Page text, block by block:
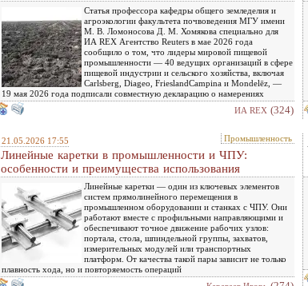
Статья профессора кафедры общего земледелия и
агроэкологии факультета почвоведения МГУ имени
М. В. Ломоносова Д. М. Хомякова специально для
ИА REX Агентство Reuters в мае 2026 года
сообщило о том, что лидеры мировой пищевой
промышленности — 40 ведущих организаций в сфере
пищевой индустрии и сельского хозяйства, включая
Carlsberg, Diageo, FrieslandCampina и Mondelēz, —
19 мая 2026 года подписали совместную декларацию о намерениях
ИА REX (324)
21.05.2026 17:55 Промышленность
Линейные каретки в промышленности и ЧПУ:
особенности и преимущества использования
Линейные каретки — один из ключевых элементов
систем прямолинейного перемещения в
промышленном оборудовании и станках с ЧПУ. Они
работают вместе с профильными направляющими и
обеспечивают точное движение рабочих узлов:
портала, стола, шпиндельной группы, захватов,
измерительных модулей или транспортных
платформ. От качества такой пары зависит не только
плавность хода, но и повторяемость операций